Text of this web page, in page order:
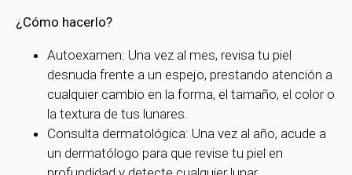
¿Cómo hacerlo?
Autoexamen: Una vez al mes, revisa tu piel
desnuda frente a un espejo, prestando atención a
cualquier cambio en la forma, el tamaño, el color o
la textura de tus lunares.
Consulta dermatológica: Una vez al año, acude a
un dermatólogo para que revise tu piel en